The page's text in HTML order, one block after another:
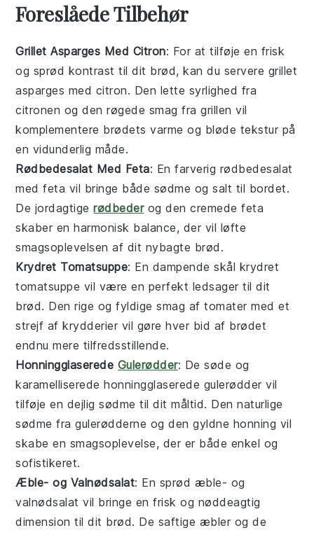
Foreslåede Tilbehør
Grillet Asparges Med Citron: For at tilføje en frisk
og sprød kontrast til dit brød, kan du servere grillet
asparges med citron. Den lette syrlighed fra
citronen og den røgede smag fra grillen vil
komplementere brødets varme og bløde tekstur på
en vidunderlig måde.
Rødbedesalat Med Feta: En farverig rødbedesalat
med feta vil bringe både sødme og salt til bordet.
De jordagtigerødbederog den cremedefeta
skaber en harmonisk balance, der vil løfte
smagsoplevelsen af dit nybagte brød.
Krydret Tomatsuppe: En dampende skål krydret
tomatsuppe vil være en perfekt ledsager til dit
brød. Den rige og fyldige smag aftomater med et
strejf af krydderier vil gøre hver bid af brødet
endnu mere tilfredsstillende.
Honningglaserede Gulerødder: De søde og
karamelliseredehonningglaserede gulerødder vil
tilføje en dejlig sødme til dit måltid. Den naturlige
sødme fragulerødderne og den gyldne honning vil
skabe en smagsoplevelse, der er både enkel og
sofistikeret.
Æble- og Valnødsalat: En sprød æble- og
valnødsalat vil bringe en frisk og nøddeagtig
dimension til dit brød. De saftige æbler og de